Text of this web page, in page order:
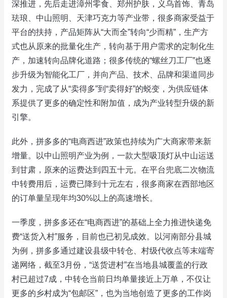
深推进，先后走进漳州零食、郑州护肤，义乌首饰、青岛
珐琅、中山照明、天津巧克力等产业带，很多商家受益于
平台的扶持，产品矩阵从“大而全”转向“少而精”，生产方
式也从原来的批量化生产，转向基于用户需求的定制化生
产，加速转向品牌化道路；很多传统的“螺丝刀工厂”也逐
步升级为智能化工厂，并向产品、技术、品牌和渠道同步
发力，完成了从“卖得多”到“卖得好”的蜕变，为供应链体
系提供了更多的确定性和附加值，成为产业转型升级的新
引擎。
此外，拼多多的“电商西进”政策也持续为广大商家带来新
增量。以中山照明产业为例，一款大型吸顶灯从中山运送
到甘肃，原来的运费达到四五十元。在平台兜底二次物流
中转费用后，运费已降到十元左右，很多商家在西部地区
的订单量呈现年均30%以上的高速增长。
一季度，拼多多还在“电商西进”的基础上全力推进快递免
费“送货入村”服务，目前也已初见成效。以河南部分县城
为例，拼多多通过建设县级中转仓、村级代收点等末端寄
递网络，截至3月份，“送货进村”在当地县城覆盖的行政
村已超过7成，中转仓当前日均单量接近上万单，不仅让
更多的乡村成为“包邮区”，也为当地创造了更多的工作岗